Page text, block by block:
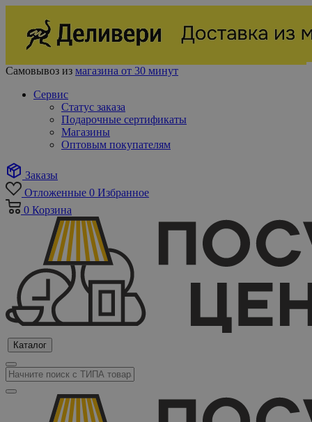
Самовывоз из магазина от 30 минут
Сервис
Статус заказа
Подарочные сертификаты
Магазины
Оптовым покупателям
Заказы
Отложенные 0 Избранное
0 Корзина
Каталог